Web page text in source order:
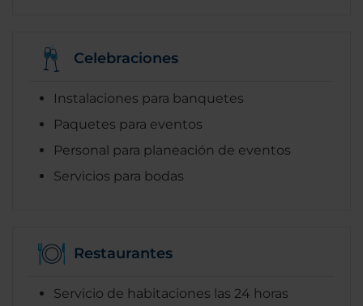
Celebraciones
Instalaciones para banquetes
Paquetes para eventos
Personal para planeación de eventos
Servicios para bodas
Restaurantes
Servicio de habitaciones las 24 horas